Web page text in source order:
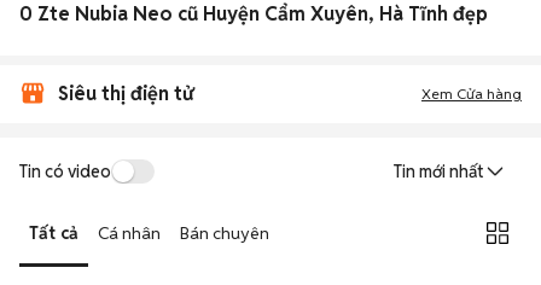
0 Zte Nubia Neo cũ Huyện Cẩm Xuyên, Hà Tĩnh đẹp
Siêu thị điện tử Xem Cửa hàng
Tin có video Tin mới nhất
Tất cả Cá nhân Bán chuyên